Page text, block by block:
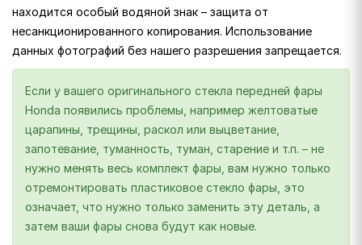
находится особый водяной знак – защита от
несанкционированного копирования. Использование
данных фотографий без нашего разрешения запрещается.
Если у вашего оригинального стекла передней фары
Honda появились проблемы, например желтоватые
царапины, трещины, раскол или выцветание,
запотевание, туманность, туман, старение и т.п. – не
нужно менять весь комплект фары, вам нужно только
отремонтировать пластиковое стекло фары, это
означает, что нужно только заменить эту деталь, а
затем ваши фары снова будут как новые.